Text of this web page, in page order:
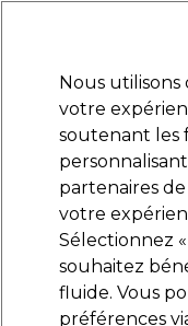
Marques Bons plans
Nous utilisons
votre
soutenant les
partenaires
votre
Sélectionnez
souhaitez
fluide. Vous
préférences